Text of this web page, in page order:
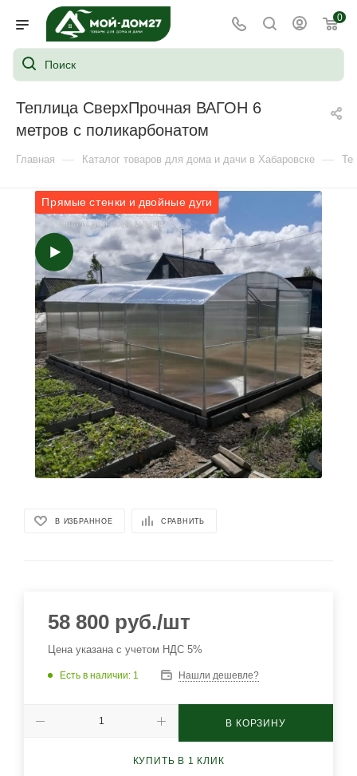
0
Теплица СверхПрочная ВАГОН 6
метров с поликарбонатом
Главная — Каталог товаров для дома и дачи в Хабаровске —
Прямые стенки и двойные дуги
В ИЗБРАННОЕ СРАВНИТЬ
58 800 руб./шт
Цена указана с учетом НДС 5%
Есть в наличии: 1 Нашли дешевле?
В КОРЗИНУ
КУПИТЬ В 1 КЛИК